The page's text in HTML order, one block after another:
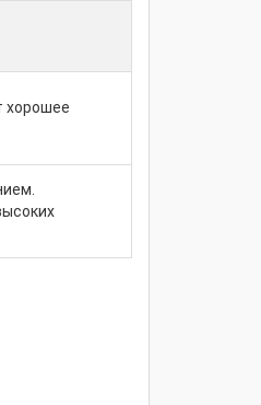
хорошее